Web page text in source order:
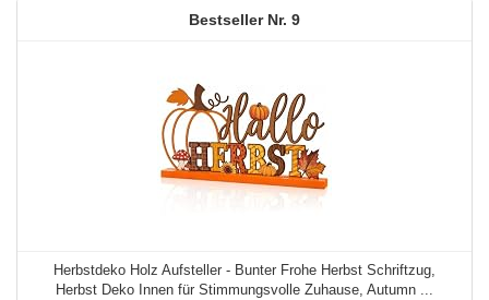
9
Herbstdeko Holz Aufsteller - Bunter Frohe Herbst Schriftzug,
Herbst Deko Innen für Stimmungsvolle Zuhause, Autumn ...